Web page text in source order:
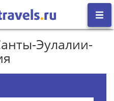
Эулалии-